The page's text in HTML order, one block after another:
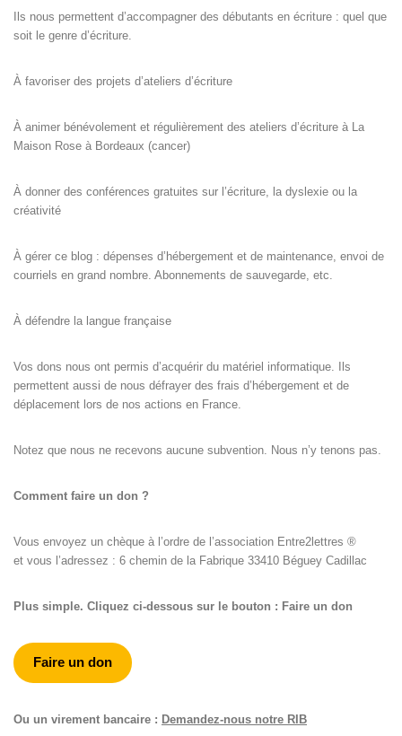
Ils nous permettent d’accompagner des débutants en écriture : quel que
soit le genre d’écriture.
À favoriser des projets d’ateliers d’écriture
À animer bénévolement et régulièrement des ateliers d’écriture à La
Maison Rose à Bordeaux (cancer)
À donner des conférences gratuites sur l’écriture, la dyslexie ou la
créativité
À gérer ce blog : dépenses d’hébergement et de maintenance, envoi de
courriels en grand nombre. Abonnements de sauvegarde, etc.
À défendre la langue française
Vos dons nous ont permis d’acquérir du matériel informatique. Ils
permettent aussi de nous défrayer des frais d’hébergement et de
déplacement lors de nos actions en France.
Notez que nous ne recevons aucune subvention. Nous n’y tenons pas.
Comment faire un don ?
Vous envoyez un chèque à l’ordre de l’association Entre2lettres ®
et vous l’adressez : 6 chemin de la Fabrique 33410 Béguey Cadillac
Plus simple. Cliquez ci-dessous sur le bouton : Faire un don
Faire un don
Ou un virement bancaire : Demandez-nous notre RIB